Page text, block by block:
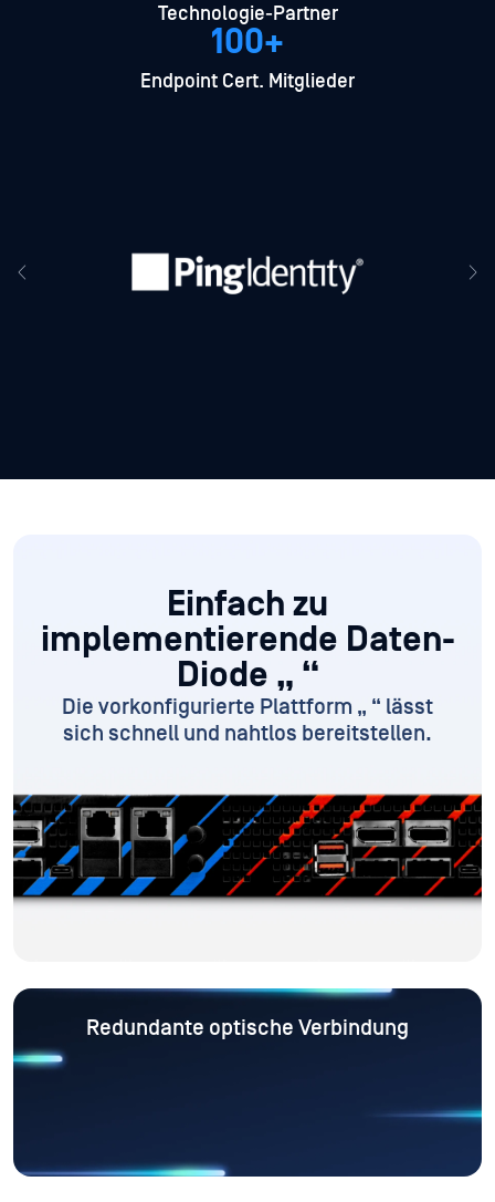
Technologie-Partner
100+
Endpoint Cert. Mitglieder
Einfach zu
implementierende Daten-
Diode „ “
Die vorkonfigurierte Plattform „ “ lässt
sich schnell und nahtlos bereitstellen.
Redundante optische Verbindung